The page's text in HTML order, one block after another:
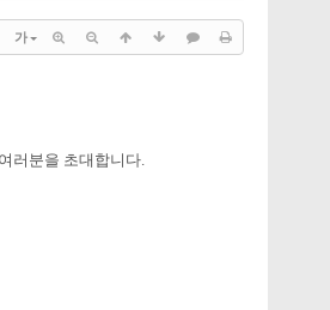
가
러분을 초대합니다.